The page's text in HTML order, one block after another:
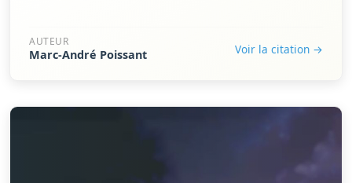
AUTEUR
Marc-André Poissant Voir la citation →